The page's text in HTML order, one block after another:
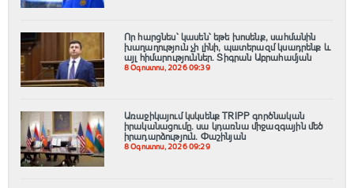
Որ հարցնես՝ կասեն՝ եթե խոսենք, սահմանին
խաղաղություն չի լինի, պшտերազմ կuադրենք և
այլ հիմարnւթյուններ․ Տիգրան Աբրահամյան
8 Օգոստոս, 2026 09:39
Առաջիկայում կսկսենք TRIPP գործնական
իրականացումը․ սա կդառնա միջազգային մեծ
իրադարձություն․ Փաշինյան
8 Օգոստոս, 2026 09:29